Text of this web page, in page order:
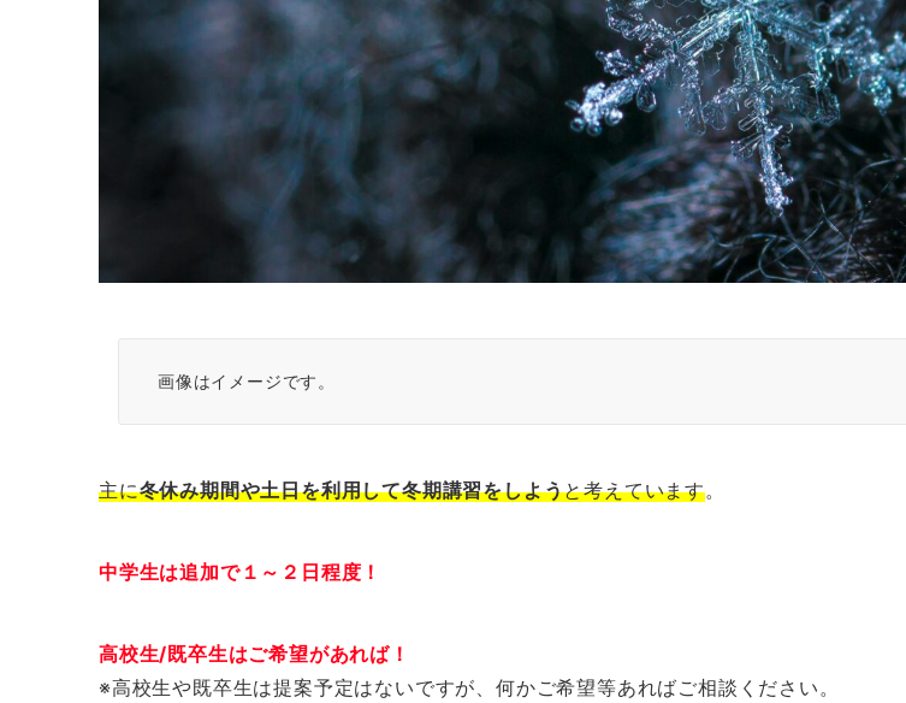
画像はイメージです。
主に冬休み期間や土日を利用して冬期講習をしようと考えています。
中学生は追加で１～２日程度！
高校生/既卒生はご希望があれば！
※高校生や既卒生は提案予定はないですが、何かご希望等あればご相談ください。